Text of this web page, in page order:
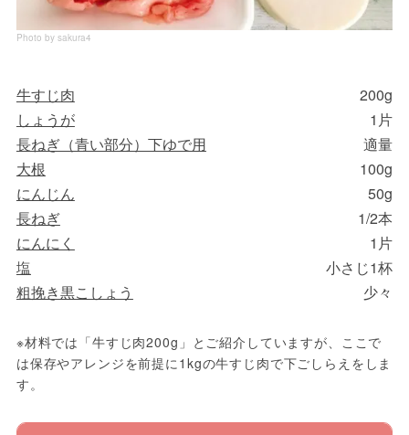
Photo by sakura4
牛すじ肉
200g
しょうが
1片
長ねぎ（青い部分）下ゆで用
適量
大根
100g
にんじん
50g
長ねぎ
1/2本
にんにく
1片
塩
小さじ1杯
粗挽き黒こしょう
少々
※材料では「牛すじ肉200g」とご紹介していますが、ここで
は保存やアレンジを前提に1kgの牛すじ肉で下ごしらえをしま
す。